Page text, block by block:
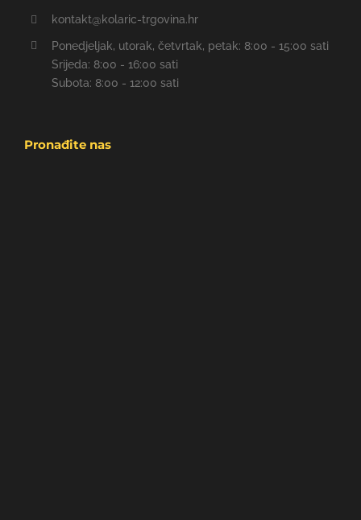
kontakt@kolaric-trgovina.hr
Ponedjeljak, utorak, četvrtak, petak: 8:00 - 15:00 sati
Srijeda: 8:00 - 16:00 sati
Subota: 8:00 - 12:00 sati
Pronađite nas